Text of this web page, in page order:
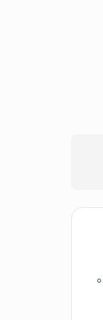
از مجموع 0